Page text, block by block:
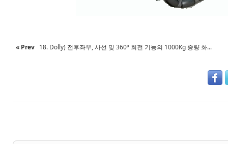
« Prev 18. Dolly) 전후좌우, 사선 및 360º 회전 기능의 1000Kg 중량 화...